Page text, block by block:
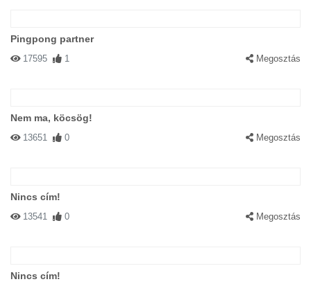
Pingpong partner
17595 1 Megosztás
Nem ma, köcsög!
13651 0 Megosztás
Nincs cím!
13541 0 Megosztás
Nincs cím!